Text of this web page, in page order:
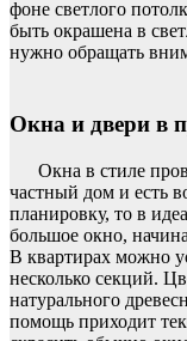
фоне светлого
быть окрашена в
нужно обращать
Окна и двери в
Окна в стиле
частный дом и есть
планировку, то в
большое окно,
В квартирах можно
несколько секций.
натурального
помощь приходит